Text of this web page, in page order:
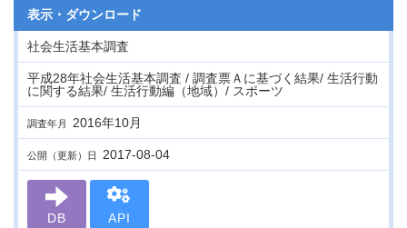
表示・ ダウンロード
社会生活基本調査
平成28年社会生活基本調査 / 調査票Ａに基づく結果/ 生活行動
に関する結果/ 生活行動編（地域）/ スポーツ
調査年月 2016年10月
公開（更新）日 2017-08-04
DB API